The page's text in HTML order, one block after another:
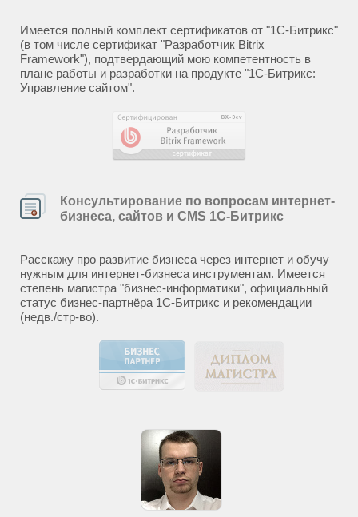
Имеется полный комплект сертификатов от "1С-Битрикс"
(в том числе сертификат "Разработчик Bitrix
Framework"), подтвердающий мою компетентность в
плане работы и разработки на продукте "1С-Битрикс:
Управление сайтом".
Консультирование по вопросам интернет-
бизнеса, сайтов и CMS 1С-Битрикс
Расскажу про развитие бизнеса через интернет и обучу
нужным для интернет-бизнеса инструментам. Имеется
степень магистра "бизнес-информатики", официальный
статус бизнес-партнёра 1С-Битрикс и рекомендации
(недв./стр-во).